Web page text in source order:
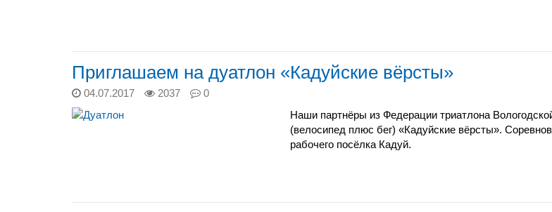
Приглашаем на дуатлон «Кадуйские вёрсты»
04.07.2017 2037
0
Наши партнёры из Федерации триатлона
(велосипед плюс бег) «Кадуйские вёрсты».
рабочего посёлка Кадуй.